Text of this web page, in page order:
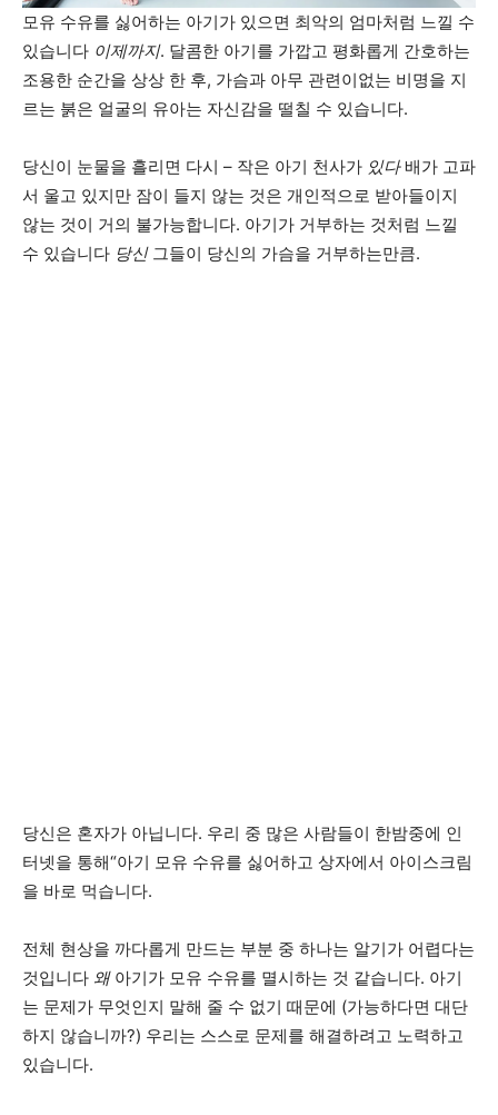
모유 수유를 싫어하는 아기가 있으면 최악의 엄마처럼 느낄 수
있습니다 이제까지. 달콤한 아기를 가깝고 평화롭게 간호하는
조용한 순간을 상상 한 후, 가슴과 아무 관련이없는 비명을 지
르는 붉은 얼굴의 유아는 자신감을 떨칠 수 있습니다.
당신이 눈물을 흘리면 다시 – 작은 아기 천사가 있다배가 고파
서 울고 있지만 잠이 들지 않는 것은 개인적으로 받아들이지
않는 것이 거의 불가능합니다. 아기가 거부하는 것처럼 느낄
수 있습니다 당신그들이 당신의 가슴을 거부하는만큼.
당신은 혼자가 아닙니다. 우리 중 많은 사람들이 한밤중에 인
터넷을 통해“아기 모유 수유를 싫어하고 상자에서 아이스크림
을 바로 먹습니다.
전체 현상을 까다롭게 만드는 부분 중 하나는 알기가 어렵다는
것입니다 왜아기가 모유 수유를 멸시하는 것 같습니다. 아기
는 문제가 무엇인지 말해 줄 수 없기 때문에 (가능하다면 대단
하지 않습니까?) 우리는 스스로 문제를 해결하려고 노력하고
있습니다.